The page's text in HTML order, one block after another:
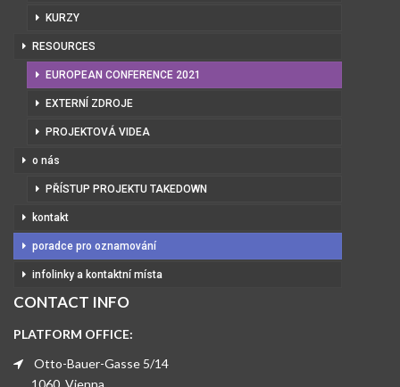
KURZY
RESOURCES
EUROPEAN CONFERENCE 2021
EXTERNÍ ZDROJE
PROJEKTOVÁ VIDEA
o nás
PŘÍSTUP PROJEKTU TAKEDOWN
kontakt
poradce pro oznamování
infolinky a kontaktní místa
CONTACT INFO
PLATFORM OFFICE:
Otto-Bauer-Gasse 5/14
1060, Vienna